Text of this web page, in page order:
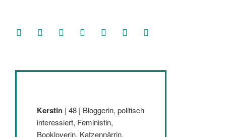
facebooksoundcloud
twitter mastodoninstagramthreads goodreads
Kerstin | 48 | Bloggerin, politisch
interessiert, Feministin,
Bookloverin, Katzennärrin,